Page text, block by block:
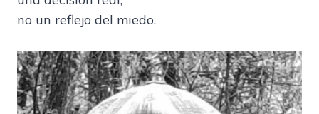
no un reflejo del miedo.